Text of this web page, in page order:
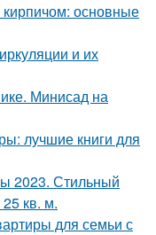
кирпичом: основные
и их
Минисад на
лучшие книги для
2023. Стильный
кв. м.
для семьи с